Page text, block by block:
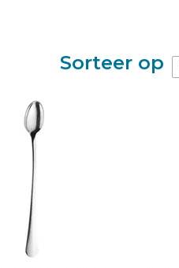
Sorteer op